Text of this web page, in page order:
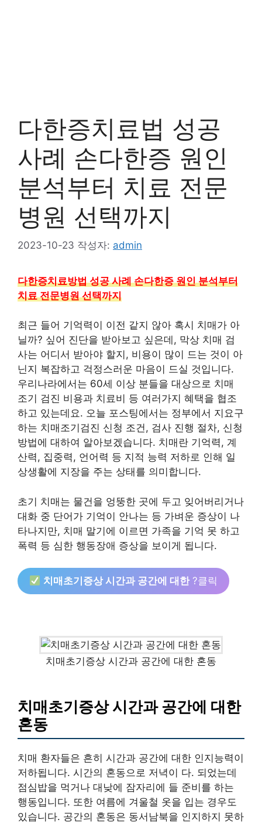
다한증치료법 성공
사례 손다한증 원인
분석부터 치료 전문
병원 선택까지
2023-10-23 작성자: admin
다한증치료방법 성공 사례 손다한증 원인 분석부터
치료 전문병원 선택까지
최근 들어 기억력이 이전 같지 않아 혹시 치매가 아
닐까? 싶어 진단을 받아보고 싶은데, 막상 치매 검
사는 어디서 받아야 할지, 비용이 많이 드는 것이 아
닌지 복잡하고 걱정스러운 마음이 드실 것입니다.
우리나라에서는 60세 이상 분들을 대상으로 치매
조기 검진 비용과 치료비 등 여러가지 혜택을 협조
하고 있는데요. 오늘 포스팅에서는 정부에서 지요구
하는 치매조기검진 신청 조건, 검사 진행 절차, 신청
방법에 대하여 알아보겠습니다. 치매란 기억력, 계
산력, 집중력, 언어력 등 지적 능력 저하로 인해 일
상생활에 지장을 주는 상태를 의미합니다.
초기 치매는 물건을 엉뚱한 곳에 두고 잊어버리거나
대화 중 단어가 기억이 안나는 등 가벼운 증상이 나
타나지만, 치매 말기에 이르면 가족을 기억 못 하고
폭력 등 심한 행동장애 증상을 보이게 됩니다.
치매초기증상 시간과 공간에 대한?클릭
치매초기증상 시간과 공간에 대한 혼동
치매초기증상 시간과 공간에 대한
혼동
치매 환자들은 흔히 시간과 공간에 대한 인지능력이
저하됩니다. 시간의 혼동으로 저녁이 다. 되었는데
점심밥을 먹거나 대낮에 잠자리에 들 준비를 하는
행동입니다. 또한 여름에 겨울철 옷을 입는 경우도
있습니다. 공간의 혼동은 동서남북을 인지하지 못하